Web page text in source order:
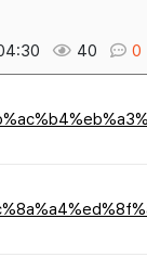
40 0